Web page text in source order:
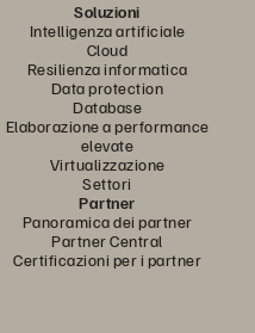
Soluzioni
Intelligenza artificiale
Cloud
Resilienza informatica
Data protection
Database
Elaborazione a performance
elevate
Virtualizzazione
Settori
Partner
Panoramica dei partner
Partner Central
Certificazioni per i partner